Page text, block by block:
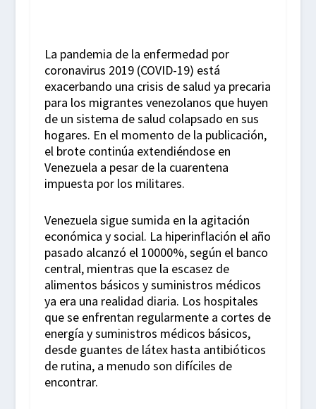
La pandemia de la enfermedad por
coronavirus 2019 (COVID-19) está
exacerbando una crisis de salud ya precaria
para los migrantes venezolanos que huyen
de un sistema de salud colapsado en sus
hogares. En el momento de la publicación,
el brote continúa extendiéndose en
Venezuela a pesar de la cuarentena
impuesta por los militares.
Venezuela sigue sumida en la agitación
económica y social. La hiperinflación el año
pasado alcanzó el 10000%, según el banco
central, mientras que la escasez de
alimentos básicos y suministros médicos
ya era una realidad diaria. Los hospitales
que se enfrentan regularmente a cortes de
energía y suministros médicos básicos,
desde guantes de látex hasta antibióticos
de rutina, a menudo son difíciles de
encontrar.